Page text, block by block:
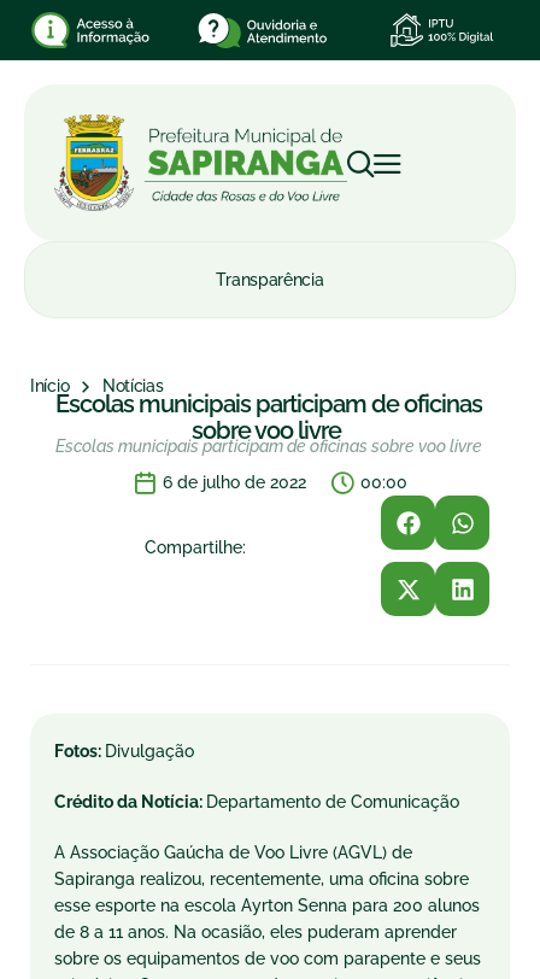
Transparência
Início Notícias
Escolas municipais participam de oficinas
sobre voo livre
Escolas municipais participam de oficinas sobre voo livre
6 de julho de 2022
00:00
Compartilhe:
Fotos: Divulgação
Crédito da Notícia: Departamento de Comunicação
A Associação Gaúcha de Voo Livre (AGVL) de
Sapiranga realizou, recentemente, uma oficina sobre
esse esporte na escola Ayrton Senna para 200 alunos
de 8 a 11 anos. Na ocasião, eles puderam aprender
sobre os equipamentos de voo com parapente e seus